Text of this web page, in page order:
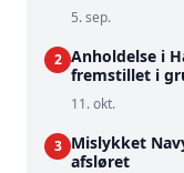
5. sep.
2 Anholdelse i
fremstillet i
11. okt.
3 Mislykket
afsløret